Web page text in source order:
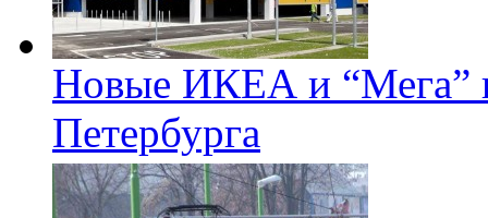
Новые ИКЕА и “Мега”
Петербурга